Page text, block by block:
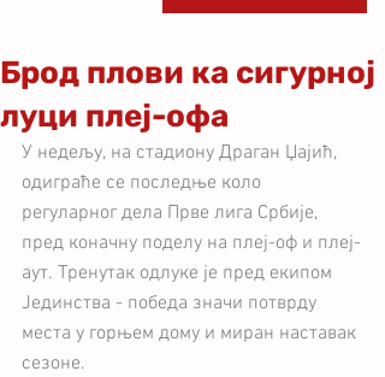
Брод плови ка сигурној
луци плеј-офа
У недељу, на стадиону Драган Џајић,
одиграће се последње коло
регуларног дела Првe лига Србије,
пред коначну поделу на плеј-оф и плеј-
аут. Тренутак одлуке је пред екипом
Јединства - победа значи потврду
места у горњем дому и миран наставак
сезоне.